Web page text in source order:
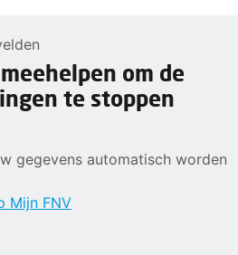
om de
te stoppen
gegevens automatisch worden
Mijn FNV